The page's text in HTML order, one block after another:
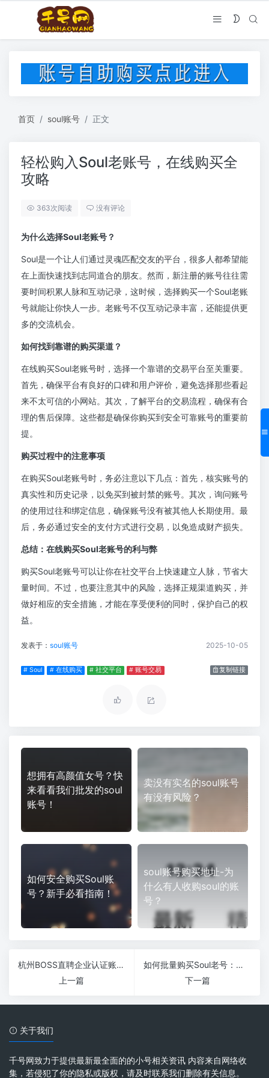
首页 soul账号 正文
轻松购入Soul老账号，在线购买全
攻略
363次阅读 没有评论
为什么选择Soul老账号？
Soul是一个让人们通过灵魂匹配交友的平台，很多人都希望能
在上面快速找到志同道合的朋友。然而，新注册的账号往往需
要时间积累人脉和互动记录，这时候，选择购买一个Soul老账
号就能让你快人一步。老账号不仅互动记录丰富，还能提供更
多的交流机会。
如何找到靠谱的购买渠道？
在线购买Soul老账号时，选择一个靠谱的交易平台至关重要。
首先，确保平台有良好的口碑和用户评价，避免选择那些看起
来不太可信的小网站。其次，了解平台的交易流程，确保有合
理的售后保障。这些都是确保你购买到安全可靠账号的重要前
提。
购买过程中的注意事项
在购买Soul老账号时，务必注意以下几点：首先，核实账号的
真实性和历史记录，以免买到被封禁的账号。其次，询问账号
的使用过往和绑定信息，确保账号没有被其他人长期使用。最
后，务必通过安全的支付方式进行交易，以免造成财产损失。
总结：在线购买Soul老账号的利与弊
购买Soul老账号可以让你在社交平台上快速建立人脉，节省大
量时间。不过，也要注意其中的风险，选择正规渠道购买，并
做好相应的安全措施，才能在享受便利的同时，保护自己的权
益。
发表于： soul账号 2025-10-05
# Soul # 在线购买 # 社交平台 # 账号交易 复制链接
想拥有高颜值女号？快
来看看我们批发的soul
账号！
卖没有实名的soul账号
有没有风险？
如何安全购买Soul账
号？新手必看指南！
soul账号购买地址-为
什么有人收购soul的账
号？
杭州BOSS直聘企业认证账号购买攻略，轻松提升招聘效率
上一篇
如何批量购买Soul老号：让你轻松玩转社交圈
下一篇
关于我们
千号网致力于提供最新最全面的的小号相关资讯 内容来自网络收
集，若侵犯了你的隐私或版权，请及时联系我们删除有关信息。